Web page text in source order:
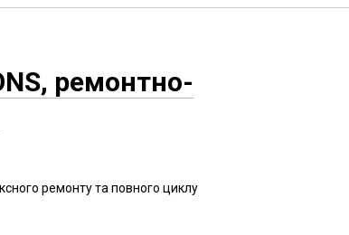
ремонтно-
ремонту та повного циклу